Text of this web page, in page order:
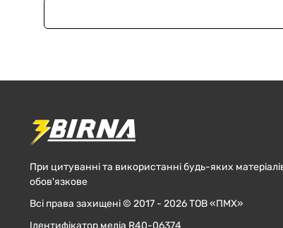
При цитуванні та використанні будь-яких
обов'язкове
Всі права захищені © 2017 - 2026 ТОВ «ПМХ»
Ідентифікатор медіа R40-06374